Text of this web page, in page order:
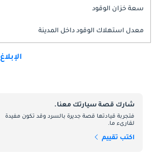
سعة خزان الوقود
معدل استهلاك الوقود داخل المدينة
شارك قصة سيارتك معنا.
فتجربة قيادتها قصة جديرة بالسرد وقد تكون مفيدة
لقارىء ما.
اكتب تقييم